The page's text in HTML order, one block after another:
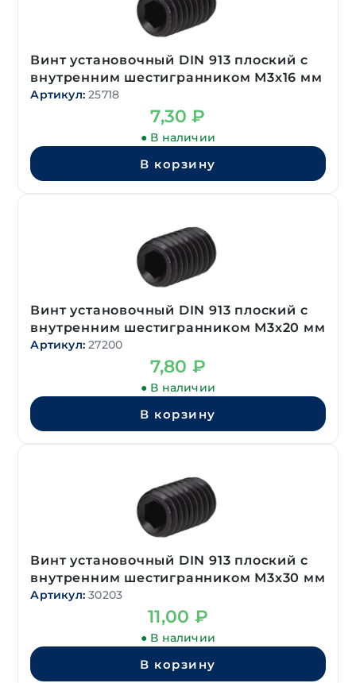
Винт установочный DIN 913 плоский с
внутренним шестигранником М3х16 мм
Артикул: 25718
7,30₽
● В наличии
В корзину
Винт установочный DIN 913 плоский с
внутренним шестигранником М3х20 мм
Артикул: 27200
7,80 ₽
● В наличии
В корзину
Винт установочный DIN 913 плоский с
внутренним шестигранником М3х30 мм
Артикул: 30203
11,00 ₽
● В наличии
В корзину